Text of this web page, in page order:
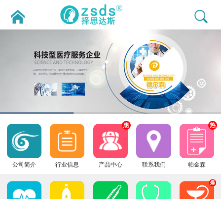
公司简介 行业信息 产品中心
惠
联系我们 帕金森
热
爆